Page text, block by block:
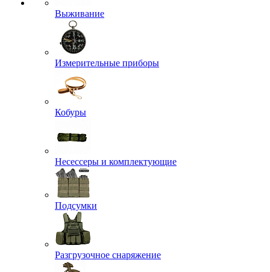
Выживание
Измерительные приборы
Кобуры
Несессеры и комплектующие
Подсумки
Разгрузочное снаряжение